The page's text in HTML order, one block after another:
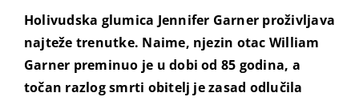
Holivudska glumica Jennifer Garner proživljava
najteže trenutke. Naime, njezin otac William
Garner preminuo je u dobi od 85 godina, a
točan razlog smrti obitelj je zasad odlučila